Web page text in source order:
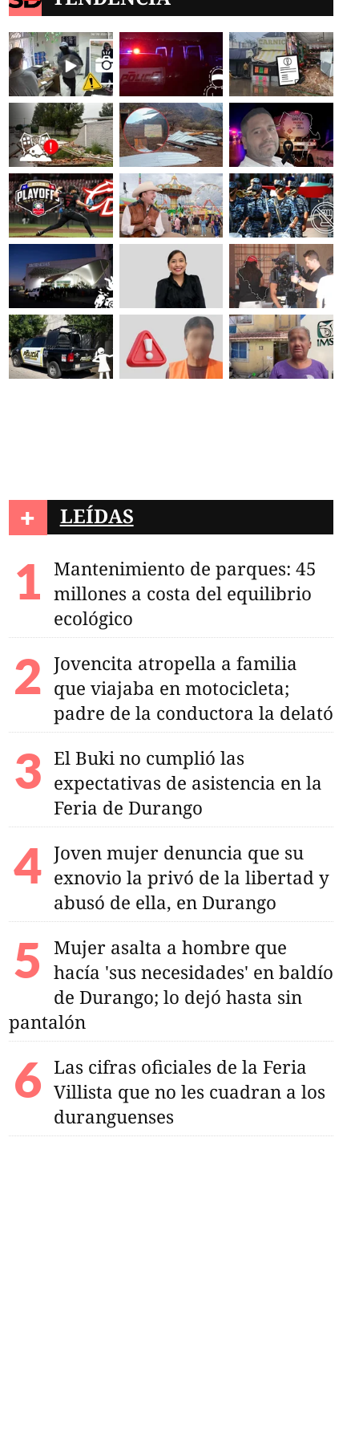
Madrigal da
tras proceso
en visorias
+ LEÍDAS
Mantenimiento de parques: 45
millones a costa del equilibrio
ecológico
Jovencita atropella a familia
que viajaba en motocicleta;
padre de la conductora la delató
El Buki no cumplió las
expectativas de asistencia en la
Feria de Durango
Joven mujer denuncia que su
exnovio la privó de la libertad y
abusó de ella, en Durango
Mujer asalta a hombre que
hacía 'sus necesidades' en baldío
de Durango; lo dejó hasta sin
pantalón
Las cifras oficiales de la Feria
Villista que no les cuadran a los
duranguenses